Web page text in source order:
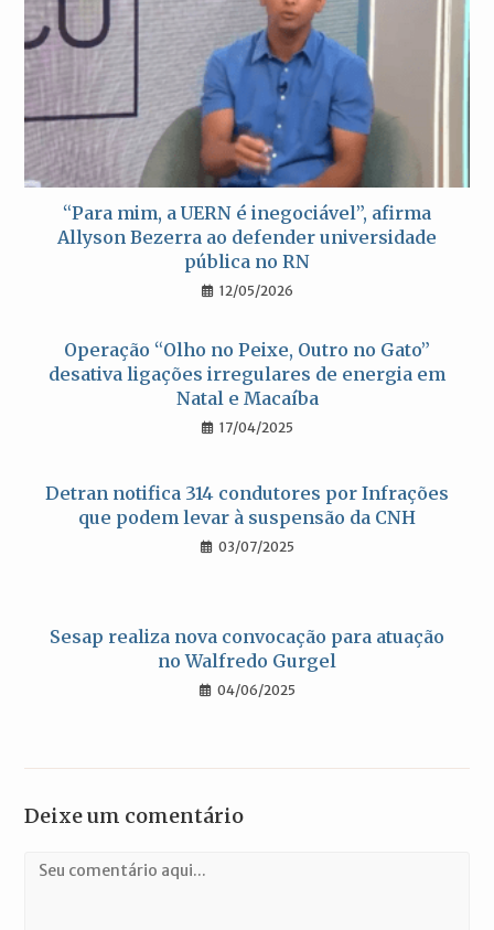
“Para mim, a UERN é inegociável”, afirma
Allyson Bezerra ao defender universidade
pública no RN
12/05/2026
Operação “Olho no Peixe, Outro no Gato”
desativa ligações irregulares de energia em
Natal e Macaíba
17/04/2025
Detran notifica 314 condutores por Infrações
que podem levar à suspensão da CNH
03/07/2025
Sesap realiza nova convocação para atuação
no Walfredo Gurgel
04/06/2025
Deixe um comentário
Comentário